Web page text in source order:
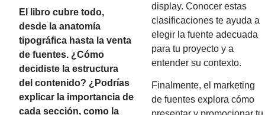
El libro cubre todo,
desde la anatomía
tipográfica hasta la venta
de fuentes. ¿Cómo
decidiste la estructura
del contenido? ¿Podrías
explicar la importancia de
cada sección, como la
display. Conocer estas
clasificaciones te ayuda a
elegir la fuente adecuada
para tu proyecto y a
entender su contexto.
Finalmente, el marketing
de fuentes explora cómo